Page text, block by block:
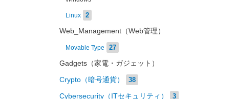
Linux 2
Web_Management（Web管理）
Movable Type 27
Gadgets（家電・ガジェット）
Crypto（暗号通貨） 38
Cybersecurity（ITセキュリティ） 3